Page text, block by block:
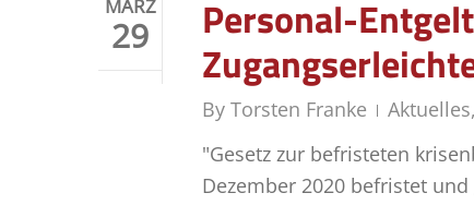
MÄRZ
29 Personal-
By Torsten Franke Aktuelles,
"Gesetz zur befristeten
Dezember 2020 befristet